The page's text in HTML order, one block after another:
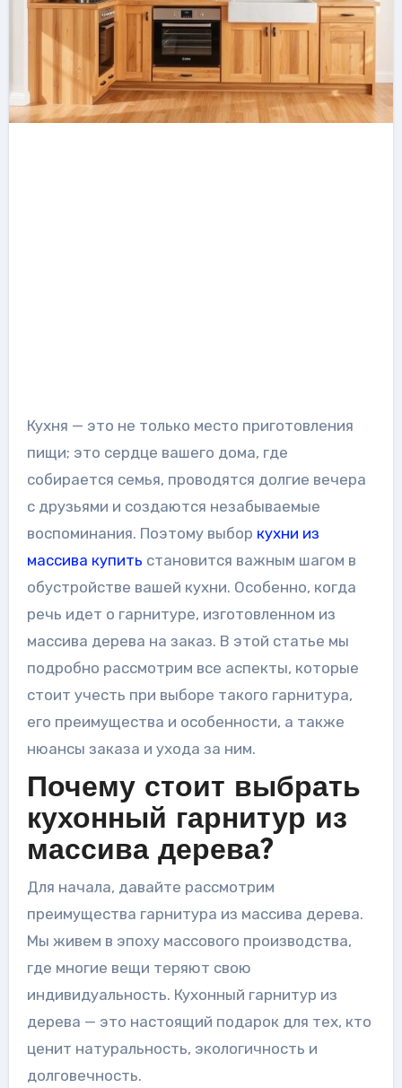
Кухня — это не только место приготовления
пищи; это сердце вашего дома, где
собирается семья, проводятся долгие вечера
с друзьями и создаются незабываемые
воспоминания. Поэтому выбор кухни из
массива купить становится важным шагом в
обустройстве вашей кухни. Особенно, когда
речь идет о гарнитуре, изготовленном из
массива дерева на заказ. В этой статье мы
подробно рассмотрим все аспекты, которые
стоит учесть при выборе такого гарнитура,
его преимущества и особенности, а также
нюансы заказа и ухода за ним.
Почему стоит выбрать
кухонный гарнитур из
массива дерева?
Для начала, давайте рассмотрим
преимущества гарнитура из массива дерева.
Мы живем в эпоху массового производства,
где многие вещи теряют свою
индивидуальность. Кухонный гарнитур из
дерева — это настоящий подарок для тех, кто
ценит натуральность, экологичность и
долговечность.